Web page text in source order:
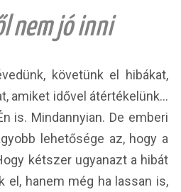
nem jó inni
követünk el hibákat,
amiket idővel átértékelünk…
is. Mindannyian. De emberi
lehetősége az, hogy a
kétszer ugyanazt a hibát
el, hanem még ha lassan is,